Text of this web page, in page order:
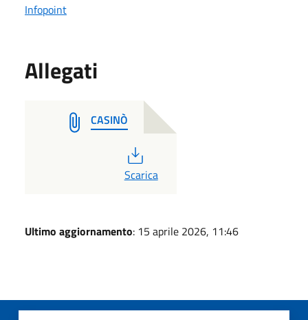
Infopoint
Allegati
CASINÒ
PDF
Scarica
Ultimo aggiornamento: 15 aprile 2026, 11:46